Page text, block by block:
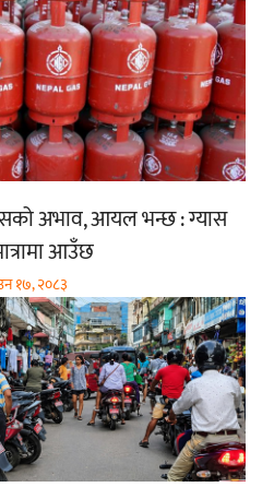
अभाव, आयल भन्छ : ग्यास
आउँछ
१७, २०८३